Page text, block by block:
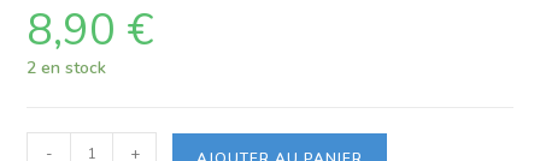
8,90 €
2 en stock
- +